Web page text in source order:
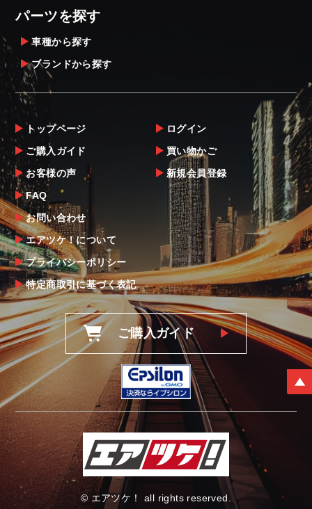
・メーカーによっては、配送先が自動車関連
業者でなければ、配送出来ないことがあるこ
とは予めご了承ください。
お届け商品について
商品到着後は速やかに開封のうえ、中身をご
確認下さい。
当社ならびにメーカーでは販売する商品に万
全を期すよう尽力しておりますが、
万一、商品に不具合があった場合は商品出荷
後5日以内にご連絡をお願いします。
なお、塗装・加工・装着後の交換や返品は、
理由を問わず一切お受けできません。
商品の不具合や状況は写真等をお願いする場
合もございますので、ご協力をお願いしま
す。
明らかに当社またはメーカーに瑕疵が認めら
れる場合（商品誤発送・初期不良・運送破損
等）につきましては、
当社よりメーカー・運送会社へ状況報告・確
認の上、同等品・代替品への交換対応の手配
をさせて頂きます。
尚、やむを得ず同等品・代替品をご用意出来
ない場合はご返金とさせて頂きます。
お客様のお支払い方法に関わらず、ご返金は
銀行振込となりますことを予めご了承下さ
い。
パーツを探す
車種から探す
ブランドから探す
トップページ
ご購入ガイド
お客様の声
FAQ
お問い合わせ
エアツケ！について
プライバシーポリシー
特定商取引に基づく表記
ログイン
買い物かご
新規会員登録
ご購入ガイド
© エアツケ！ all rights reserved.